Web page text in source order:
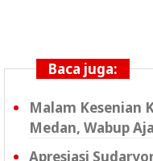
Baca juga:
Malam Kesenian
Medan, Wabup
Apresiasi